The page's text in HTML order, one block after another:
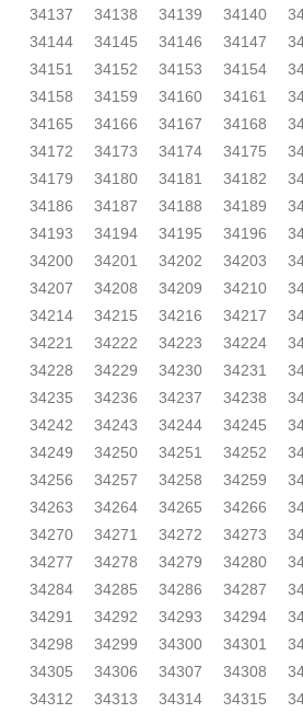
34137
34138 34139 34140
34144
34145 34146 34147
34151
34152 34153 34154
34158
34159 34160 34161
34165
34166 34167 34168
34172
34173 34174 34175
34179
34180 34181 34182
34186
34187 34188 34189
34193
34194 34195 34196
34200
34201 34202 34203
34207
34208 34209 34210
34214
34215 34216 34217
34221
34222 34223 34224
34228
34229 34230 34231
34235
34236 34237 34238
34242
34243 34244 34245
34249
34250 34251 34252
34256
34257 34258 34259
34263
34264 34265 34266
34270
34271 34272 34273
34277
34278 34279 34280
34284
34285 34286 34287
34291
34292 34293 34294
34298
34299 34300 34301
34305
34306 34307 34308
34312
34313 34314 34315